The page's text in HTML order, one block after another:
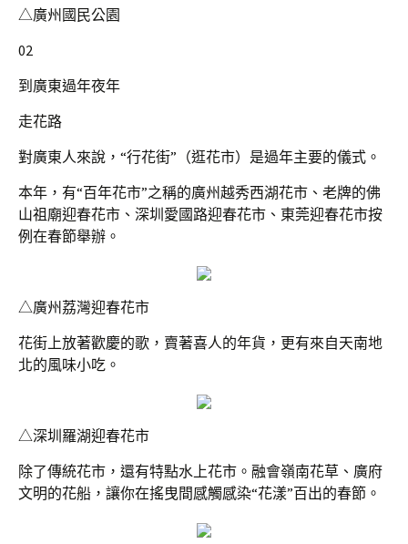
△廣州國民公園
02
到廣東過年夜年
走花路
對廣東人來說，“行花街”（逛花市）是過年主要的儀式。
本年，有“百年花市”之稱的廣州越秀西湖花市、老牌的佛
山祖廟迎春花市、深圳愛國路迎春花市、東莞迎春花市按
例在春節舉辦。
△廣州荔灣迎春花市
花街上放著歡慶的歌，賣著喜人的年貨，更有來自天南地
北的風味小吃。
△深圳羅湖迎春花市
除了傳統花市，還有特點水上花市。融會嶺南花草、廣府
文明的花船，讓你在搖曳間感觸感染“花漾”百出的春節。